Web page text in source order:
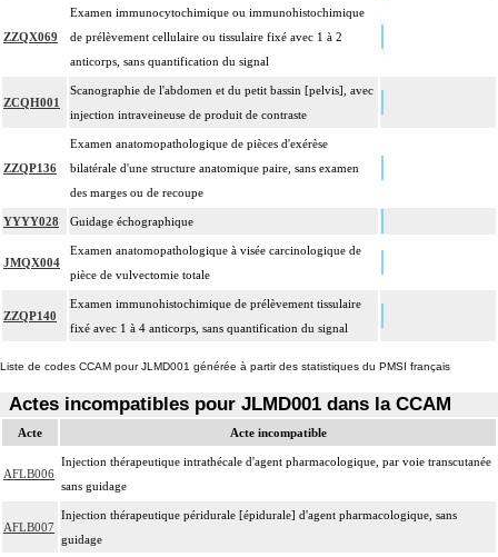
ZZQX069
Examen immunocytochimique ou immunohistochimique
de prélèvement cellulaire ou tissulaire fixé avec 1 à 2
anticorps, sans quantification du signal
ZCQH001
Scanographie de l'abdomen et du petit bassin [pelvis], avec
injection intraveineuse de produit de contraste
ZZQP136
Examen anatomopathologique de pièces d'exérèse
bilatérale d'une structure anatomique paire, sans examen
des marges ou de recoupe
YYYY028 Guidage échographique
JMQX004
Examen anatomopathologique à visée carcinologique de
pièce de vulvectomie totale
ZZQP140
Examen immunohistochimique de prélèvement tissulaire
fixé avec 1 à 4 anticorps, sans quantification du signal
Liste de codes CCAM pour JLMD001 générée à partir des statistiques du PMSI français
Actes incompatibles pour JLMD001 dans la CCAM
Acte Acte incompatible
AFLB006
Injection thérapeutique intrathécale d'agent pharmacologique, par voie transcutanée
sans guidage
AFLB007
Injection thérapeutique péridurale [épidurale] d'agent pharmacologique, sans
guidage